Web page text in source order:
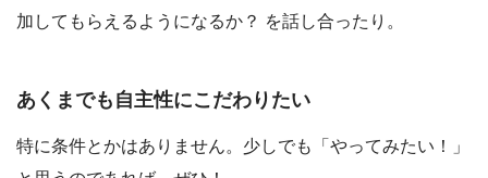
加してもらえるようになるか？ を話し合ったり。
あくまでも自主性にこだわりたい
特に条件とかはありません。少しでも「やってみたい！」